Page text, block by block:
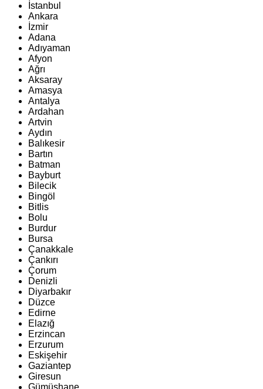
İstanbul
Ankara
İzmir
Adana
Adıyaman
Afyon
Ağrı
Aksaray
Amasya
Antalya
Ardahan
Artvin
Aydın
Balıkesir
Bartın
Batman
Bayburt
Bilecik
Bingöl
Bitlis
Bolu
Burdur
Bursa
Çanakkale
Çankırı
Çorum
Denizli
Diyarbakır
Düzce
Edirne
Elazığ
Erzincan
Erzurum
Eskişehir
Gaziantep
Giresun
Gümüşhane